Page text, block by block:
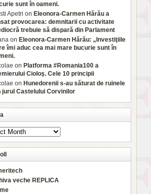
sunt în oameni.
Apetri on Eleonora-Carmen Hărău a
provocarea: demnitarii cu activitate
trebuie să dispară din Parlament
on Eleonora-Carmen Hărău: „Investiţiile
îmi aduc cea mai mare bucurie sunt în
on Platforma #Romania100 a
Cioloş. Cele 10 principii
on Hunedorenii s-au săturat de ruinele
jurul Castelului Corvinilor
veche REPLICA